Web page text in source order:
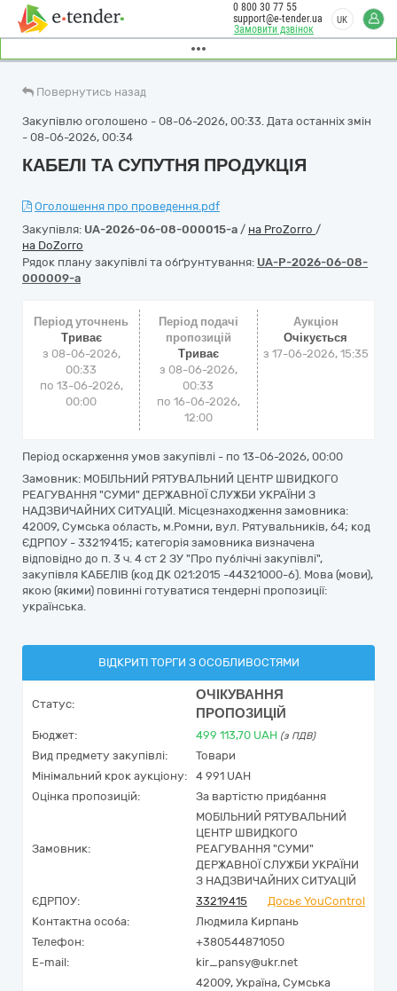
Замовити дзвінок
0 800 30 77 55
support@e-tender.ua
UK
Повернутись назад
Закупівлю оголошено - 08-06-2026, 00:33. Дата останніх змін
- 08-06-2026, 00:34
КАБЕЛІ ТА СУПУТНЯ ПРОДУКЦІЯ
Оголошення про проведення.pdf
Закупівля: UA-2026-06-08-000015-a / на ProZorro /
на DoZorro
Рядок плану закупівлі та обґрунтування: UA-P-2026-06-08-
000009-a
Період уточнень
Триває
з 08-06-2026,
00:33
по 13-06-2026,
00:00
Період подачі
пропозицій
Триває
з 08-06-2026,
00:33
по 16-06-2026,
12:00
Аукціон
Очікується
з 17-06-2026, 15:35
Період оскарження умов закупівлі - по 13-06-2026, 00:00
Замовник: МОБІЛЬНИЙ РЯТУВАЛЬНИЙ ЦЕНТР ШВИДКОГО
РЕАГУВАННЯ "СУМИ" ДЕРЖАВНОЇ СЛУЖБИ УКРАЇНИ З
НАДЗВИЧАЙНИХ СИТУАЦІЙ. Місцезнаходження замовника:
42009, Сумська область, м.Ромни, вул. Рятувальників, 64; код
ЄДРПОУ - 33219415; категорія замовника визначена
відповідно до п. 3 ч. 4 ст 2 ЗУ "Про публічні закупівлі",
закупівля КАБЕЛІВ (код ДК 021:2015 -44321000-6). Мова (мови),
якою (якими) повинні готуватися тендерні пропозиції:
українська.
ВІДКРИТІ ТОРГИ З ОСОБЛИВОСТЯМИ
Статус:
ОЧІКУВАННЯ
ПРОПОЗИЦІЙ
Бюджет: 499 113,70 UAH (з ПДВ)
Вид предмету закупівлі:
Товари
Мінімальний крок аукціону:
4 991 UAH
Оцінка пропозицій:
За вартістю придбання
Замовник:
МОБІЛЬНИЙ РЯТУВАЛЬНИЙ
ЦЕНТР ШВИДКОГО
РЕАГУВАННЯ "СУМИ"
ДЕРЖАВНОЇ СЛУЖБИ УКРАЇНИ
З НАДЗВИЧАЙНИХ СИТУАЦІЙ
ЄДРПОУ:
33219415
Досьє YouControl
Контактна особа:
Людмила Кирпань
Телефон:
+380544871050
E-mail:
kir_pansy@ukr.net
42009, Україна, Сумська